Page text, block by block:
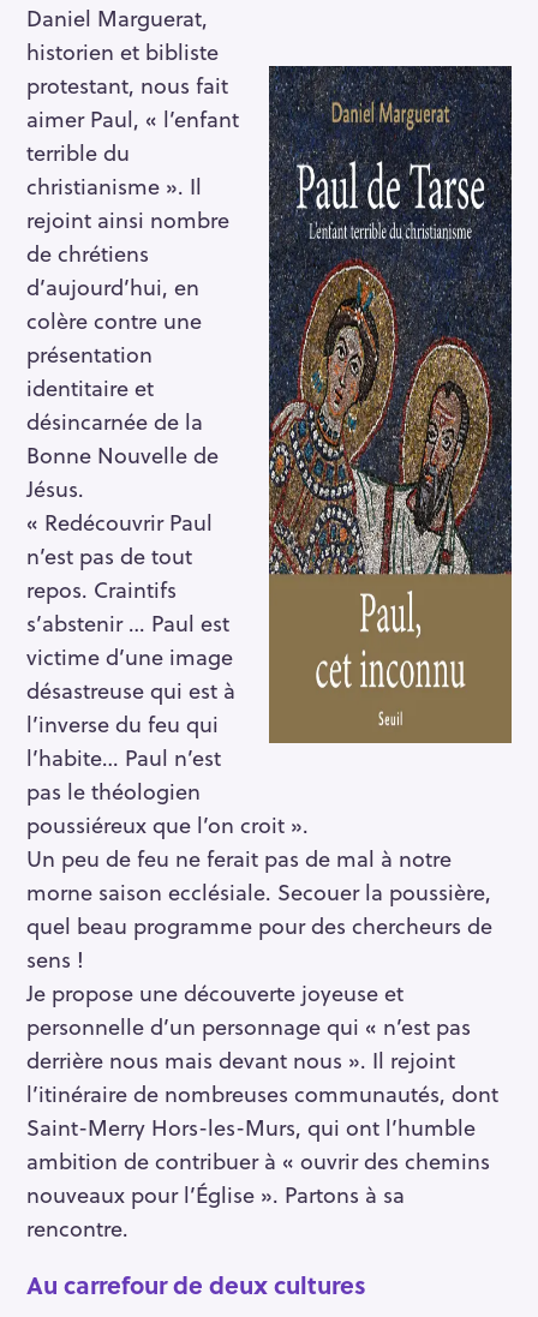
Daniel Marguerat,
historien et bibliste
protestant, nous fait
aimer Paul, « l’enfant
terrible du
christianisme ». Il
rejoint ainsi nombre
de chrétiens
d’aujourd’hui, en
colère contre une
présentation
identitaire et
désincarnée de la
Bonne Nouvelle de
Jésus.
« Redécouvrir Paul
n’est pas de tout
repos. Craintifs
s’abstenir … Paul est
victime d’une image
désastreuse qui est à
l’inverse du feu qui
l’habite… Paul n’est
pas le théologien
poussiéreux que l’on croit ».
Un peu de feu ne ferait pas de mal à notre
morne saison ecclésiale. Secouer la poussière,
quel beau programme pour des chercheurs de
sens !
Je propose une découverte joyeuse et
personnelle d’un personnage qui « n’est pas
derrière nous mais devant nous ». Il rejoint
l’itinéraire de nombreuses communautés, dont
Saint-Merry Hors-les-Murs, qui ont l’humble
ambition de contribuer à « ouvrir des chemins
nouveaux pour l’Église ». Partons à sa
rencontre.
Au carrefour de deux cultures